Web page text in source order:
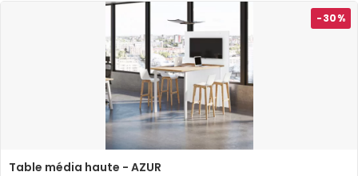
-30%
Table média haute - AZUR